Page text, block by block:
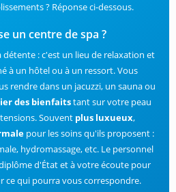
? Réponse ci-dessous.
un centre de spa ?
détente : c'est un lieu de relaxation et
à un hôtel ou à un ressort. Vous
rendre dans un jacuzzi, un sauna ou
des bienfaitstant sur votre peau
Souvent plus luxueux,
pour les soins qu'ils proposent :
hydromassage, etc. Le personnel
d'État et à votre écoute pour
ce qui pourra vous correspondre.